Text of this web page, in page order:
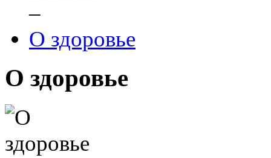
–
О здоровье
О здоровье